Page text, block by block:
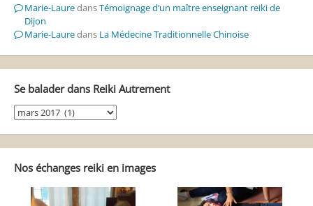
Marie-LauredansTémoignage d’un maître enseignant reiki de
Dijon
Marie-Lauredans La Médecine Traditionnelle Chinoise
Se balader dans Reiki Autrement
Se
balader
dans
Reiki
Autrement
Nos échanges reiki en images